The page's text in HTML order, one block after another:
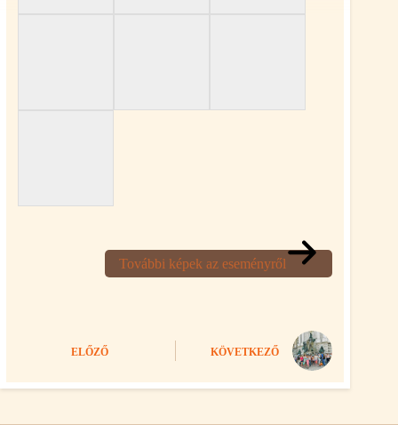
További képek az eseményről
ELŐZŐ KÖVETKEZŐ